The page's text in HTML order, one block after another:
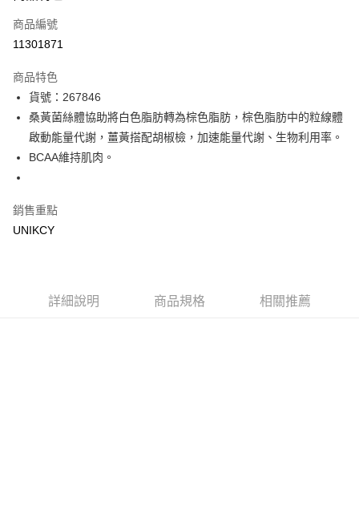
icash Pay
信用卡一次付款
LINE Pay
Apple Pay
街口支付
悠遊付
Google Pay
每筆NT$70，滿NT$499(含以上)免運費
商品編號
11301871
商品特色
貨號：267846
桑黃菌絲體協助將白色脂肪轉為棕色脂肪，棕色脂肪中的粒線體
啟動能量代謝，薑黃搭配胡椒檢，加速能量代謝、生物利用率。
BCAA維持肌肉。
銷售重點
UNIKCY
詳細說明 商品規格 相關推薦